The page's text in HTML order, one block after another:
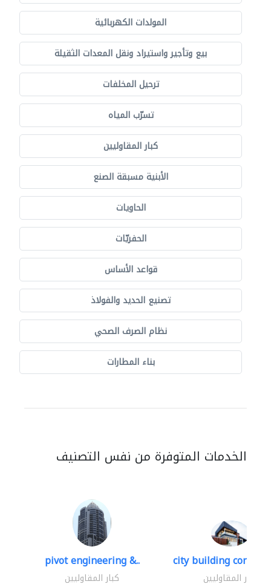
المولدات الكهربائية
بيع وتأجير واستيراد ونقل المعدات الثقيلة
ترحيل المخلفات
تسرّب المياه
كبار المقاوليين
الأبنية مسبقة الصنع
الحاويات
الحفريّات
قواعد الأساس
تصنيع الحديد والفولاذ
نظام الصرف الصحي
بناء المطارات
الخدمات المتوفرة من نفس التصنيف
pivot engineering &..
كبار المقاوليين
city building
كبار المقاوليين